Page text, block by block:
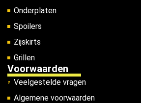
Onderplaten
Spoilers
Zijskirts
Grillen
Voorwaarden
Veelgestelde vragen
Algemene voorwaarden